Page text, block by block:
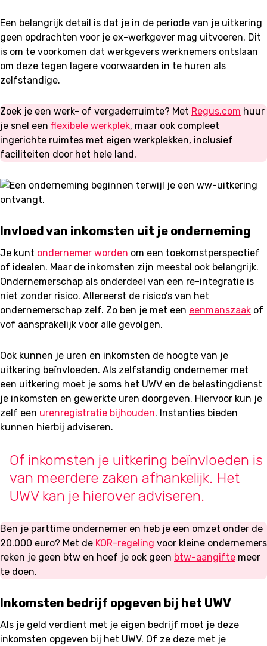
Een belangrijk detail is dat je in de periode van je uitkering
geen opdrachten voor je ex-werkgever mag uitvoeren. Dit
is om te voorkomen dat werkgevers werknemers ontslaan
om deze tegen lagere voorwaarden in te huren als
zelfstandige.
Zoek je een werk- of vergaderruimte? Met Regus.com huur
je snel een flexibele werkplek, maar ook compleet
ingerichte ruimtes met eigen werkplekken, inclusief
faciliteiten door het hele land.
Invloed van inkomsten uit je onderneming
Je kunt ondernemer worden om een toekomstperspectief
of idealen. Maar de inkomsten zijn meestal ook belangrijk.
Ondernemerschap als onderdeel van een re-integratie is
niet zonder risico. Allereerst de risico’s van het
ondernemerschap zelf. Zo ben je met een eenmanszaak of
vof aansprakelijk voor alle gevolgen.
Ook kunnen je uren en inkomsten de hoogte van je
uitkering beïnvloeden. Als zelfstandig ondernemer met
een uitkering moet je soms het UWV en de belastingdienst
je inkomsten en gewerkte uren doorgeven. Hiervoor kun je
zelf een urenregistratie bijhouden. Instanties bieden
kunnen hierbij adviseren.
Of inkomsten je uitkering beïnvloeden is
van meerdere zaken afhankelijk. Het
UWV kan je hierover adviseren.
Ben je parttime ondernemer en heb je een omzet onder de
20.000 euro? Met de KOR-regeling voor kleine ondernemers
reken je geen btw en hoef je ook geen btw-aangifte meer
te doen.
Inkomsten bedrijf opgeven bij het UWV
Als je geld verdient met je eigen bedrijf moet je deze
inkomsten opgeven bij het UWV. Of ze deze met je